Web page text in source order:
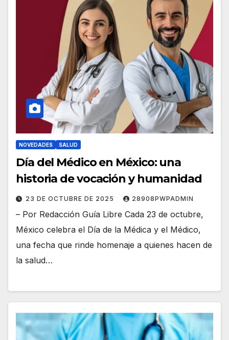
NOVEDADES SALUD
Día del Médico en México: una
historia de vocación y humanidad
23 DE OCTUBRE DE 2025 28908PWPADMIN
– Por Redacción Guía Libre Cada 23 de octubre,
México celebra el Día de la Médica y el Médico,
una fecha que rinde homenaje a quienes hacen de
la salud…